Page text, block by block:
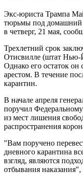
Экс-юриста Трампа
тюрьмы под домашний
в четверг, 21 мая,
Трехлетний срок
Отисвилле (штат Нью-
Однако его остаток
арестом. В течение
карантин.
В начале апреля
поручил
из мест лишения
распространения
"Вам поручено
дневного карантина
взгляд, являются
отбывания наказания",